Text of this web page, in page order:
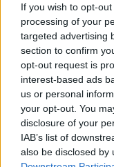
If you wish to opt-
processing of your
targeted advertising
section to confirm
opt-out request is
interest-based ads
us or personal
your opt-out. You
disclosure of your
IAB’s list of
also be disclosed by
ÚLTIMES NOTÍCIES
i